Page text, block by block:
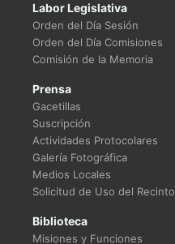
Labor Legislativa
Orden del Día Sesión
Orden del Día Comisiones
Comisión de la Memoria
Prensa
Gacetillas
Suscripción
Actividades Protocolares
Galería Fotográfica
Medios Locales
Solicitud de Uso del Recinto
Biblioteca
Misiones y Funciones